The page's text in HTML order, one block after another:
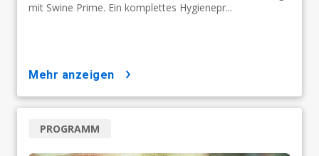
mit Swine Prime. Ein komplettes Hygienepr...
mehr anzeigen
PROGRAMM